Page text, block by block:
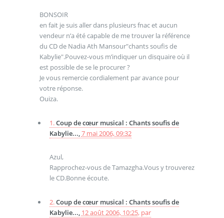
BONSOIR
en fait je suis aller dans plusieurs fnac et aucun
vendeur n’a été capable de me trouver la référence
du CD de Nadia Ath Mansour"chants soufis de
Kabylie".Pouvez-vous m’indiquer un disquaire où il
est possible de se le procurer ?
Je vous remercie cordialement par avance pour
votre réponse.
Ouiza.
1.Coup de cœur musical : Chants soufis de
Kabylie...,7 mai 2006, 09:32
Azul,
Rapprochez-vous de Tamazgha.Vous y trouverez
le CD.Bonne écoute.
2.Coup de cœur musical : Chants soufis de
Kabylie..., 12 août 2006, 10:25, par